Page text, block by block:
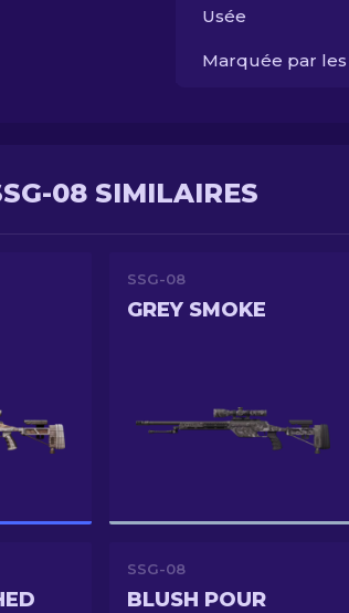
Usée
Marquée par
08 SIMILAIRES
SSG-08
GREY SMOKE
SSG-08
BLUSH POUR